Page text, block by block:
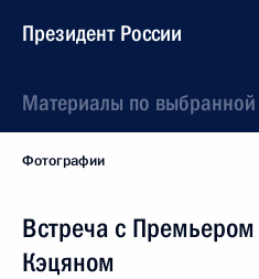
Президент России
Материалы по выбранной
Фотографии
Встреча с
Кэцяном